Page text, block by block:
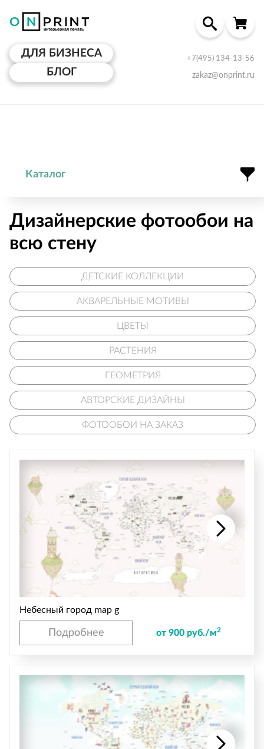
ДЛЯ БИЗНЕСА
БЛОГ
+7(495) 134-13-56
zakaz@onprint.ru
Каталог
Дизайнерские фотообои на
всю стену
ДЕТСКИЕ КОЛЛЕКЦИИ
АКВАРЕЛЬНЫЕ МОТИВЫ
ЦВЕТЫ
РАСТЕНИЯ
ГЕОМЕТРИЯ
АВТОРСКИЕ ДИЗАЙНЫ
ФОТООБОИ НА ЗАКАЗ
Небесный город map g
Подробнее от 900 руб./м2